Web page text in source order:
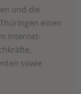
und die
einen
Internet-
sowie